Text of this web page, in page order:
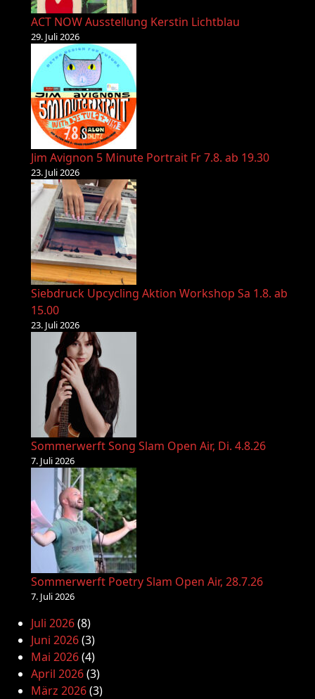
ACT NOW Ausstellung Kerstin Lichtblau
29. Juli 2026
Jim Avignon 5 Minute Portrait Fr 7.8. ab 19.30
23. Juli 2026
Siebdruck Upcycling Aktion Workshop Sa 1.8. ab
15.00
23. Juli 2026
Sommerwerft Song Slam Open Air, Di. 4.8.26
7. Juli 2026
Sommerwerft Poetry Slam Open Air, 28.7.26
7. Juli 2026
Juli 2026(8)
Juni 2026(3)
Mai 2026(4)
April 2026(3)
März 2026(3)